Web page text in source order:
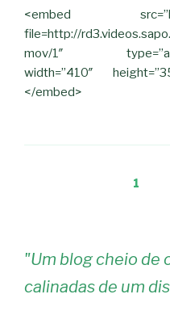
<embed
file=http://
mov/1″
width=”410″
</embed>
1
"Um blog cheio de
calinadas de um